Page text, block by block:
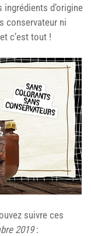
d’origine
conservateur ni
c’est tout !
suivre ces
2019 :